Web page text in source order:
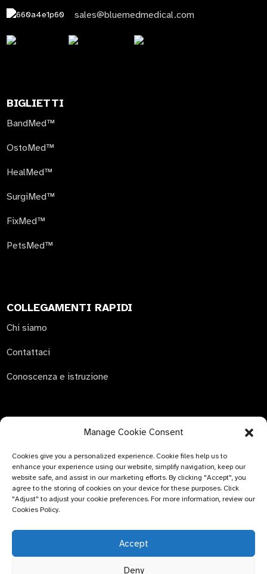
sales@bluemedmedical.com
BIGLIETTI
BandMed™
OstoMed™
HealMed™
SurgiMed™
FixMed™
PetsMed™
COLLEGAMENTI RAPIDI
Chi siamo
Contattaci
Conoscenza e istruzione
INVIA RICHIESTA
Non c'è niente di meglio che vedere il risultato finale. Scopri
di più su newfun e scarica l'ultimo album di campioni di
prodotto. E chiedi semplicemente maggiori informazioni.
Manage Cookie Consent
Cookies give you a personalized experience. Cookie files help us to
enhance your experience using our website, simplify navigation, keep our
website safe, and assist in our marketing efforts. By clicking "Accept", you
agree to the storing of cookies on your device for these purposes. Click
"Adjust" to adjust your cookie preferences. For more information, review our
Cookies Policy.
Accept
Deny